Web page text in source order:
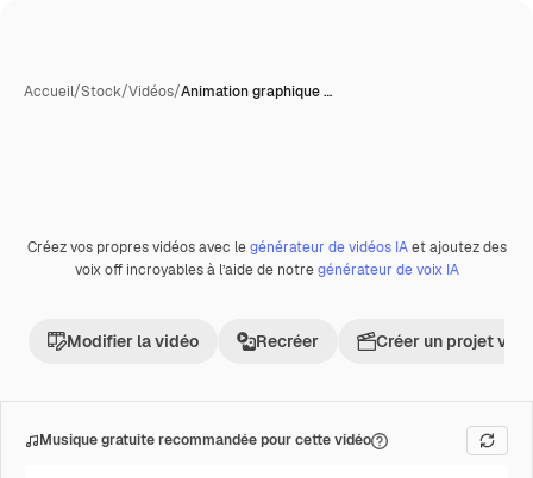
Accueil/Stock/Vidéos/Animation graphique …
Créez vos propres vidéos avec legénérateur de vidéos IAet ajoutez des
voix off incroyables à l’aide de notregénérateur de voix IA
Modifier la vidéo Recréer Créer un projet
Musique gratuite recommandée pour cette vidéo